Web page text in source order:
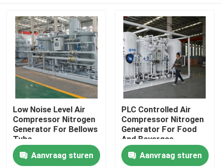
Thuis
Producten
Over ons
Low Noise Level Air
Compressor Nitrogen
Generator For Bellows
Tube
Aanvraag sturen
PLC Controlled Air
Compressor Nitrogen
Generator For Food
And Bevergae
Aanvraag sturen